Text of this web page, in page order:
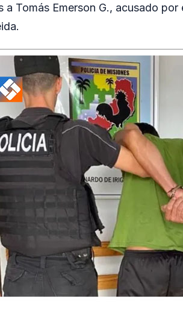
a Tomás Emerson G., acusado